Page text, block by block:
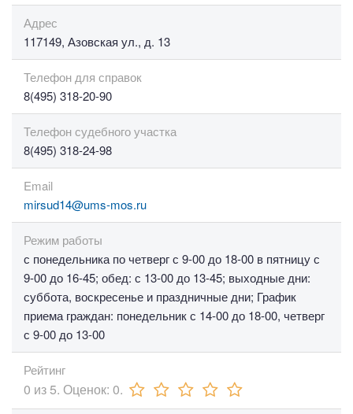
Адрес
117149, Азовская ул., д. 13
Телефон для справок
8(495) 318-20-90
Телефон судебного участка
8(495) 318-24-98
Email
mirsud14@ums-mos.ru
Режим работы
с понедельника по четверг с 9-00 до 18-00 в пятницу с
9-00 до 16-45; обед: с 13-00 до 13-45; выходные дни:
суббота, воскресенье и праздничные дни; График
приема граждан: понедельник с 14-00 до 18-00, четверг
с 9-00 до 13-00
Рейтинг
0 из5. Оценок: 0.